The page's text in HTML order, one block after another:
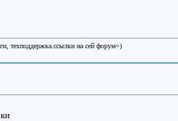
техподдержка.ссылки на сей форум=)